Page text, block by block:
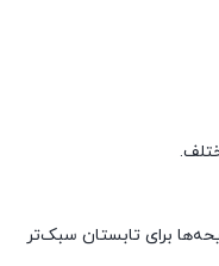
برای تابستان سبک‌تر